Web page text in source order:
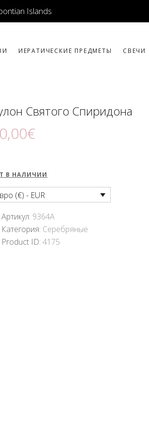
Islands
ИЕРАТИЧЕСКИЕ ПРЕДМЕТЫ СВЕЧИ
Святого Спиридона
,00€
В НАЛИЧИИ
(€) - EUR
Артикул: 9364A
Категория: Серебряные
Product ID:4175